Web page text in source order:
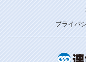
プライバ